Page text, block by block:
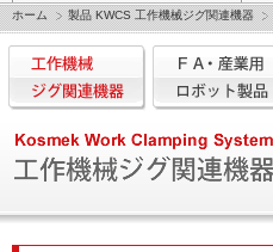
ホーム 製品 KWCS 工作機械ジグ関連機器